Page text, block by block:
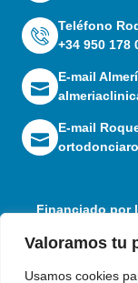
Valoramos tu
Usamos cookies
Teléfono
+34 950 178
E-mail
E-mail
Financiado por